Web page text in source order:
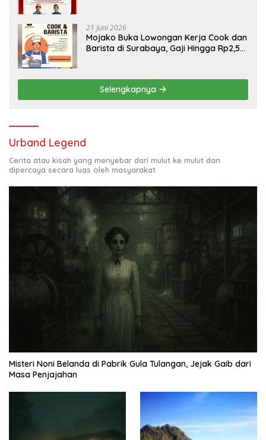
21 Juni 2026
Mojako Buka Lowongan Kerja Cook dan
Barista di Surabaya, Gaji Hingga Rp2,5
Selengkapnya
Urband Legend
Cerita atau kisah yang menyebar dari mulut ke mulut dan
dipercaya secara luas oleh masyarakat
Misteri Noni Belanda di Pabrik Gula Tulangan, Jejak Gaib dari
Masa Penjajahan